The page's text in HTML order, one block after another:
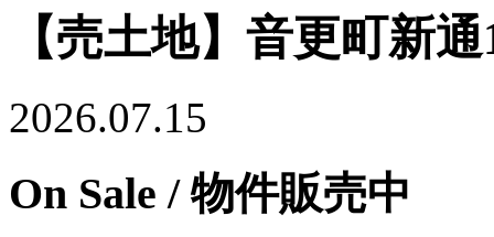
【売土地】音更町新
2026.07.15
On Sale / 物件販売中